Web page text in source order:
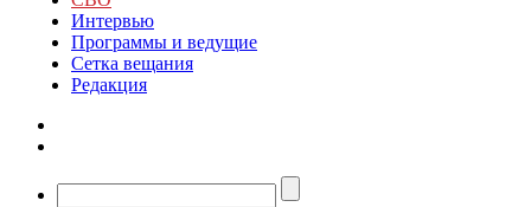
Интервью
Программы и ведущие
Сетка вещания
Редакция